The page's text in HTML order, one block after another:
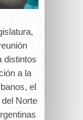
distintos
a la
el
Norte